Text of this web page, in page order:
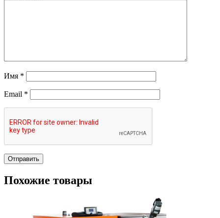
Имя *
Email *
Похожие товары